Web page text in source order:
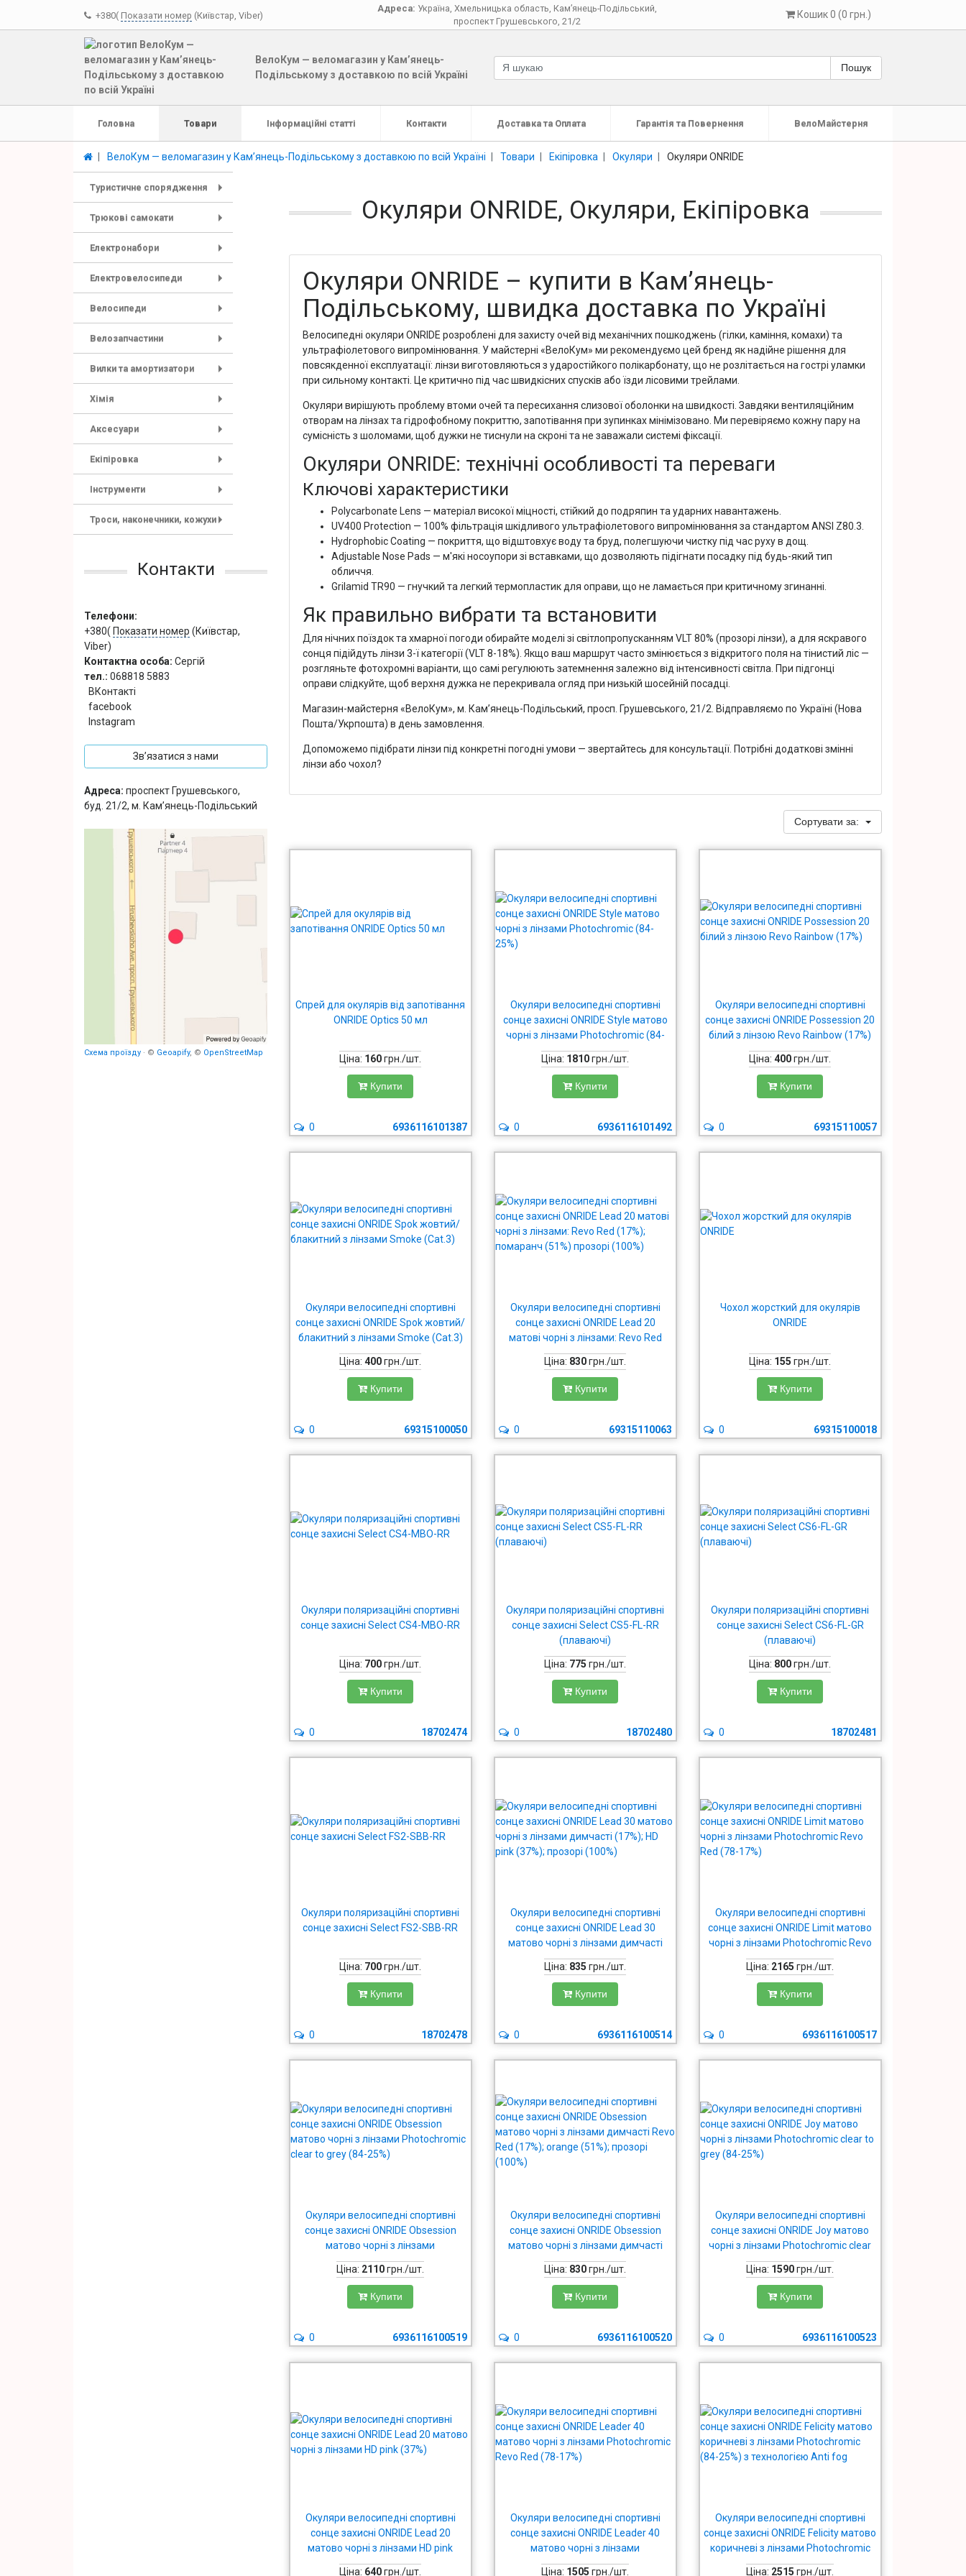
+380( Показати номер (Київстар, Viber)
Адреса: Україна Хмельницька область Кам’янець-Подільський
проспект Грушевського, 21/2
Кошик 0 (0 грн.)
ВелоКум — веломагазин у Кам’янець-
Подільському з доставкою по всій Україні
Пошук
Головна Товари Інформаційні статті Контакти Доставка та Оплата Гарантія та Повернення ВелоМайстерня
ВелоКум — веломагазин у Кам’янець-Подільському з доставкою по всій Україні Товари Екіпіровка Окуляри Окуляри ONRIDE
Туристичне спорядження
Трюкові самокати
Електронабори
Електровелосипеди
Велосипеди
Велозапчастини
Вилки та амортизатори
Хімія
Аксесуари
Екіпіровка
Інструменти
Троси, наконечники, кожухи
Контакти
Телефони:
+380( Показати номер (Київстар,
Viber)
Контактна особа: Сергій
тел.: 068818 5883
ВКонтакті
facebook
Instagram
Зв’язатися з нами
Адреса: проспект Грушевського,
буд. 21/2, м. Кам’янець-Подільський
Схема проїзду · © Geoapify, © OpenStreetMap
Окуляри ONRIDE, Окуляри, Екіпіровка
Окуляри ONRIDE – купити в Кам’янець-
Подільському, швидка доставка по Україні
Велосипедні окуляри ONRIDE розроблені для захисту очей від механічних пошкоджень (гілки, каміння, комахи) та
ультрафіолетового випромінювання. У майстерні «ВелоКум» ми рекомендуємо цей бренд як надійне рішення для
повсякденної експлуатації: лінзи виготовляються з ударостійкого полікарбонату, що не розлітається на гострі уламки
при сильному контакті. Це критично під час швидкісних спусків або їзди лісовими трейлами.
Окуляри вирішують проблему втоми очей та пересихання слизової оболонки на швидкості. Завдяки вентиляційним
отворам на лінзах та гідрофобному покриттю, запотівання при зупинках мінімізовано. Ми перевіряємо кожну пару на
сумісність з шоломами, щоб дужки не тиснули на скроні та не заважали системі фіксації.
Окуляри ONRIDE: технічні особливості та переваги
Ключові характеристики
Polycarbonate Lens — матеріал високої міцності, стійкий до подряпин та ударних навантажень.
UV400 Protection — 100% фільтрація шкідливого ультрафіолетового випромінювання за стандартом ANSI Z80.3.
Hydrophobic Coating — покриття, що відштовхує воду та бруд, полегшуючи чистку під час руху в дощ.
Adjustable Nose Pads — м'які носоупори зі вставками, що дозволяють підігнати посадку під будь-який тип
обличчя.
Grilamid TR90 — гнучкий та легкий термопластик для оправи, що не ламається при критичному згинанні.
Як правильно вибрати та встановити
Для нічних поїздок та хмарної погоди обирайте моделі зі світлопропусканням VLT 80% (прозорі лінзи), а для яскравого
сонця підійдуть лінзи 3-ї категорії (VLT 8-18%). Якщо ваш маршрут часто змінюється з відкритого поля на тінистий ліс —
розгляньте фотохромні варіанти, що самі регулюють затемнення залежно від інтенсивності світла. При підгонці
оправи слідкуйте, щоб верхня дужка не перекривала огляд при низькій шосейній посадці.
Магазин-майстерня «ВелоКум», м. Кам’янець-Подільський, просп. Грушевського, 21/2. Відправляємо по Україні (Нова
Пошта/Укрпошта) в день замовлення.
Допоможемо підібрати лінзи під конкретні погодні умови — звертайтесь для консультації. Потрібні додаткові змінні
лінзи або чохол?
Сортувати за:
Спрей для окулярів від запотівання
ONRIDE Optics 50 мл
Ціна: 160грн./шт.
Купити
6936116101387
0
Окуляри велосипедні спортивні
сонце захисні ONRIDE Style матово
чорні з лінзами Photochromic (84-
25%)
Ціна: 1810грн./шт.
Купити
6936116101492
0
Окуляри велосипедні спортивні
сонце захисні ONRIDE Possession 20
білий з лінзою Revo Rainbow (17%)
Ціна:400грн./шт.
Купити
69315110057
0
Окуляри велосипедні спортивні
сонце захисні ONRIDE Spok жовтий/
блакитний з лінзами Smoke (Cat.3)
Ціна:400грн./шт.
Купити
69315100050
0
Окуляри велосипедні спортивні
сонце захисні ONRIDE Lead 20
матові чорні з лінзами: Revo Red
(17%); помаранч (51%) прозорі
(100%)
Ціна: 830грн./шт.
Купити
69315110063
0
Чохол жорсткий для окулярів
ONRIDE
Ціна: 155 грн./шт.
Купити
69315100018
0
Окуляри поляризаційні спортивні
сонце захисні Select CS4-MBO-RR
Ціна: 700грн./шт.
Купити
18702474
0
Окуляри поляризаційні спортивні
сонце захисні Select CS5-FL-RR
(плаваючі)
Ціна: 775 грн./шт.
Купити
18702480
0
Окуляри поляризаційні спортивні
сонце захисні Select CS6-FL-GR
(плаваючі)
Ціна: 800грн./шт.
Купити
18702481
0
Окуляри поляризаційні спортивні
сонце захисні Select FS2-SBB-RR
Ціна: 700грн./шт.
Купити
18702478
0
Окуляри велосипедні спортивні
сонце захисні ONRIDE Lead 30
матово чорні з лінзами димчасті
(17%); HD pink (37%); прозорі (100%)
Ціна: 835 грн./шт.
Купити
6936116100514
0
Окуляри велосипедні спортивні
сонце захисні ONRIDE Limit матово
чорні з лінзами Photochromic Revo
Red (78-17%)
Ціна: 2165 грн./шт.
Купити
6936116100517
0
Окуляри велосипедні спортивні
сонце захисні ONRIDE Obsession
матово чорні з лінзами
Photochromic clear to grey (84-25%)
Ціна: 2110грн./шт.
Купити
6936116100519
0
Окуляри велосипедні спортивні
сонце захисні ONRIDE Obsession
матово чорні з лінзами димчасті
Revo Red (17%); orange (51%);
прозорі (100%)
Ціна: 830грн./шт.
Купити
6936116100520
0
Окуляри велосипедні спортивні
сонце захисні ONRIDE Joy матово
чорні з лінзами Photochromic clear
to grey (84-25%)
Ціна: 1590грн./шт.
Купити
6936116100523
0
Окуляри велосипедні спортивні
сонце захисні ONRIDE Lead 20
матово чорні з лінзами HD pink
(37%)
Ціна: 640грн./шт.
Окуляри велосипедні спортивні
сонце захисні ONRIDE Leader 40
матово чорні з лінзами
Photochromic Revo Red (78-17%)
Ціна: 1505 грн./шт.
Окуляри велосипедні спортивні
сонце захисні ONRIDE Felicity матово
коричневі з лінзами Photochromic
(84-25%) з технологією Anti fog
Ціна: 2515 грн./шт.